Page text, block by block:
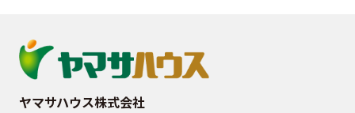
ヤマサハウス株式会社